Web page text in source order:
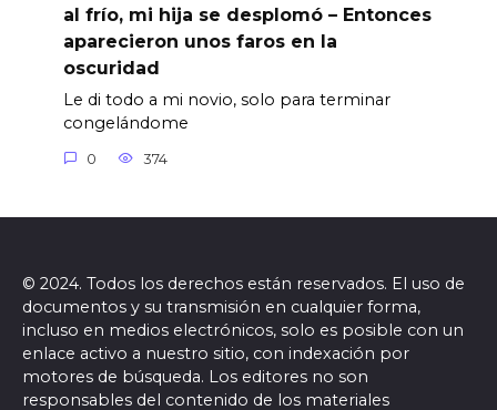
al frío, mi hija se desplomó – Entonces
aparecieron unos faros en la
oscuridad
Le di todo a mi novio, solo para terminar
congelándome
0 374
© 2024. Todos los derechos están reservados. El uso de
documentos y su transmisión en cualquier forma,
incluso en medios electrónicos, solo es posible con un
enlace activo a nuestro sitio, con indexación por
motores de búsqueda. Los editores no son
responsables del contenido de los materiales